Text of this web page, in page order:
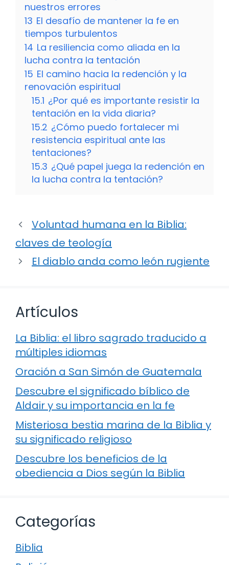
nuestros errores
13 El desafío de mantener la fe en
tiempos turbulentos
14 La resiliencia como aliada en la
lucha contra la tentación
15 El camino hacia la redención y la
renovación espiritual
15.1 ¿Por qué es importante resistir la
tentación en la vida diaria?
15.2 ¿Cómo puedo fortalecer mi
resistencia espiritual ante las
tentaciones?
15.3 ¿Qué papel juega la redención en
la lucha contra la tentación?
Voluntad humana en la Biblia:
claves de teología
El diablo anda como león rugiente
Artículos
La Biblia: el libro sagrado traducido a
múltiples idiomas
Oración a San Simón de Guatemala
Descubre el significado bíblico de
Aldair y su importancia en la fe
Misteriosa bestia marina de la Biblia y
su significado religioso
Descubre los beneficios de la
obediencia a Dios según la Biblia
Categorías
Biblia